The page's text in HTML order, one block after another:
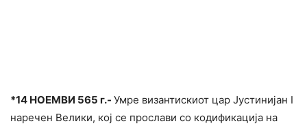
*14 НОЕМВИ 565 г.- Умре византискиот цар Јустинијан I
наречен Велики, кој се прослави со кодификација на